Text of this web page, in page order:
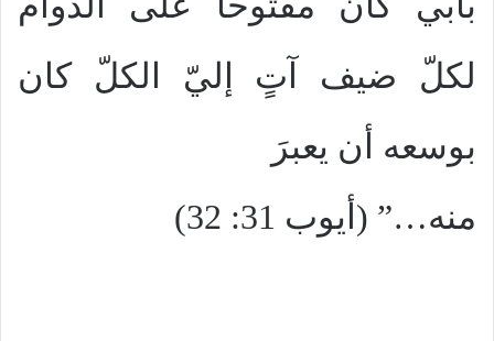
لكلّ ضيف آتٍ إليّ الكلّ كان
بوسعه أن يعبرَ
منه…” (أيوب 31: 32)